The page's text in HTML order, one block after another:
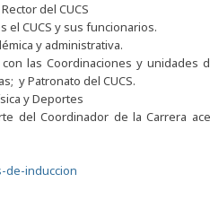
del CUCS
CUCS y sus funcionarios.
y administrativa.
Coordinaciones y unidades de:
y Patronato del CUCS.
y Deportes
de la Carrera
de-induccion